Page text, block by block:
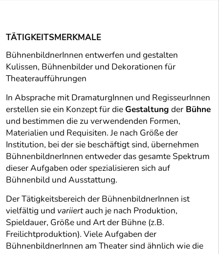
TÄTIGKEITSMERKMALE
BühnenbildnerInnen entwerfen und gestalten
Kulissen, Bühnenbilder und Dekorationen für
Theateraufführungen
In Absprache mit DramaturgInnen und RegisseurInnen
erstellen sie ein Konzept für die Gestaltung der Bühne
und bestimmen die zu verwendenden Formen,
Materialien und Requisiten. Je nach Größe der
Institution, bei der sie beschäftigt sind, übernehmen
BühnenbildnerInnen entweder das gesamte Spektrum
dieser Aufgaben oder spezialisieren sich auf
Bühnenbild und Ausstattung.
Der Tätigkeitsbereich der BühnenbildnerInnen ist
vielfältig und variiertauch je nach Produktion,
Spieldauer, Größe und Art der Bühne (z.B.
Freilichtproduktion). Viele Aufgaben der
BühnenbildnerInnen am Theater sind ähnlich wie die